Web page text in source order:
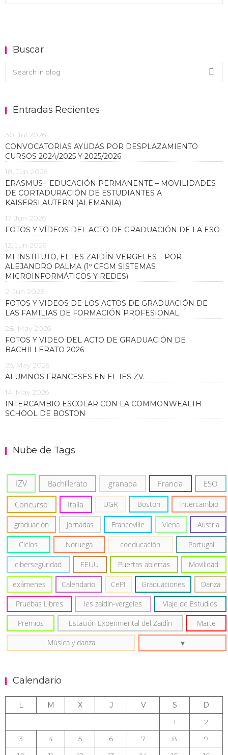
Buscar
Buscar en el blog
Entradas Recientes
30, Jul 2026
CONVOCATORIAS AYUDAS POR DESPLAZAMIENTO
CURSOS 2024/2025 Y 2025/2026
18, Jun 2026
ERASMUS+ EDUCACIÓN PERMANENTE – MOVILIDADES
DE CORTADURACIÓN DE ESTUDIANTES A
KAISERSLAUTERN (ALEMANIA)
17, Jun 2026
FOTOS Y VÍDEOS DEL ACTO DE GRADUACIÓN DE LA ESO
12, Jun 2026
MI INSTITUTO, EL IES ZAIDÍN-VERGELES – POR
ALEJANDRO PALMA (1º CFGM SISTEMAS
MICROINFORMÁTICOS Y REDES)
2, Jun 2026
FOTOS Y VIDEOS DE LOS ACTOS DE GRADUACIÓN DE
LAS FAMILIAS DE FORMACIÓN PROFESIONAL.
28, May 2026
FOTOS Y VIDEO DEL ACTO DE GRADUACIÓN DE
BACHILLERATO 2026
25, May 2026
ALUMNOS FRANCESES EN EL IES ZV.
14, May 2026
INTERCAMBIO ESCOLAR CON LA COMMONWEALTH
SCHOOL DE BOSTON
Nube de Tags
IZV Bachillerato granada Francia ESO
Concurso Italia UGR Boston Intercambio
graduación Jornadas Francoville Viena Austria
Ciclos Noruega coeducación Portugal
ciberseguridad EEUU Puertas abiertas Movilidad
exámenes Calendario CePI Graduaciones Danza
Pruebas Libres ies zaidín-vergeles Viaje de Estudios
Premios Estación Experimental del Zaidín Marte
Música y danza
Calendario
L M X J V S
D
1
2
3
4 5 6 7 8
9